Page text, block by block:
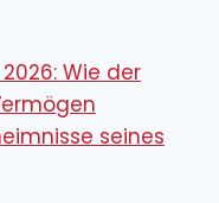
Wie der
seines